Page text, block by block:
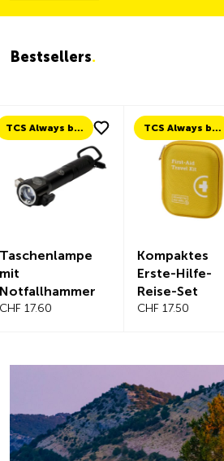
Bestsellers.
TCS Always by my side
Kompaktes
Reise-Set
CHF 17.50
Erste-
Set
CHF 18.40